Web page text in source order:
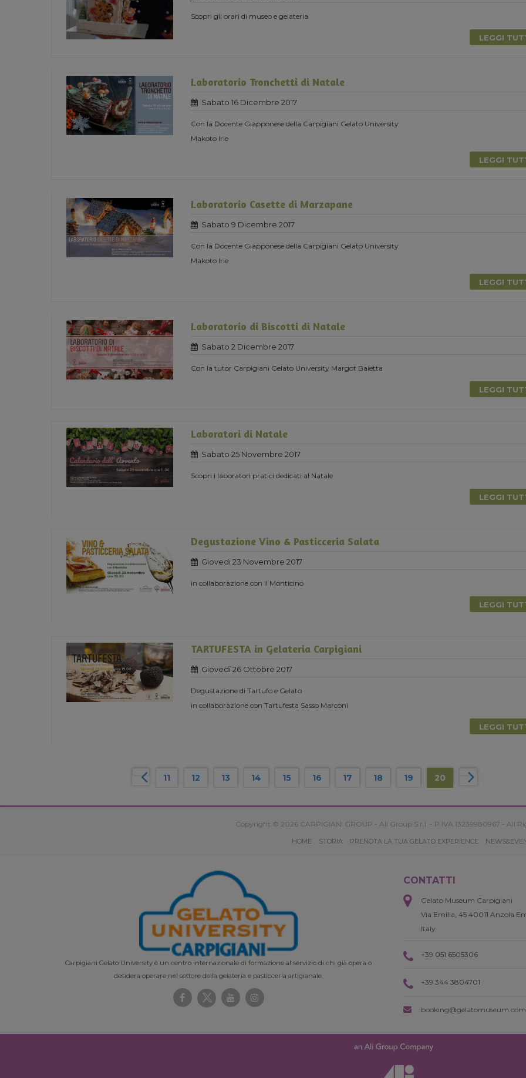
Scopri gli orari di museo e gelateria
LEGGI
Laboratorio Tronchetti di Natale
Sabato 16 Dicembre 2017
Con la Docente Giapponese della Carpigiani Gelato University
Makoto Irie
LEGGI
Laboratorio Casette di Marzapane
Sabato 9 Dicembre 2017
Con la Docente Giapponese della Carpigiani Gelato University
Makoto Irie
LEGGI
Laboratorio di Biscotti di Natale
Sabato 2 Dicembre 2017
Con la tutor Carpigiani Gelato University Margot Baietta
LEGGI
Laboratori di Natale
Sabato 25 Novembre 2017
Scopri i laboratori pratici dedicati al Natale
LEGGI
Degustazione Vino & Pasticceria Salata
Giovedi 23 Novembre 2017
in collaborazione con Il Monticino
LEGGI
TARTUFESTA in Gelateria Carpigiani
Giovedi 26 Ottobre 2017
Degustazione di Tartufo e Gelato
in collaborazione con Tartufesta Sasso Marconi
LEGGI
11 12 13 14 15 16 17 18 19 20
Copyright © 2026 CARPIGIANI GROUP - Ali Group S.r.l. - P.IVA 13239980967 - All
HOME STORIA PRENOTA LA TUA GELATO EXPERIENCE
Carpigiani Gelato University è un centro internazionale di formazione al servizio di chi già opera o
desidera operare nel settore della gelateria e pasticceria artigianale.
CONTATTI
Gelato Museum Carpigiani
Via Emilia, 45 40011 Anzola
Italy
+39 051 6505306
+39 344 3804701
booking@gelatomuseum.com